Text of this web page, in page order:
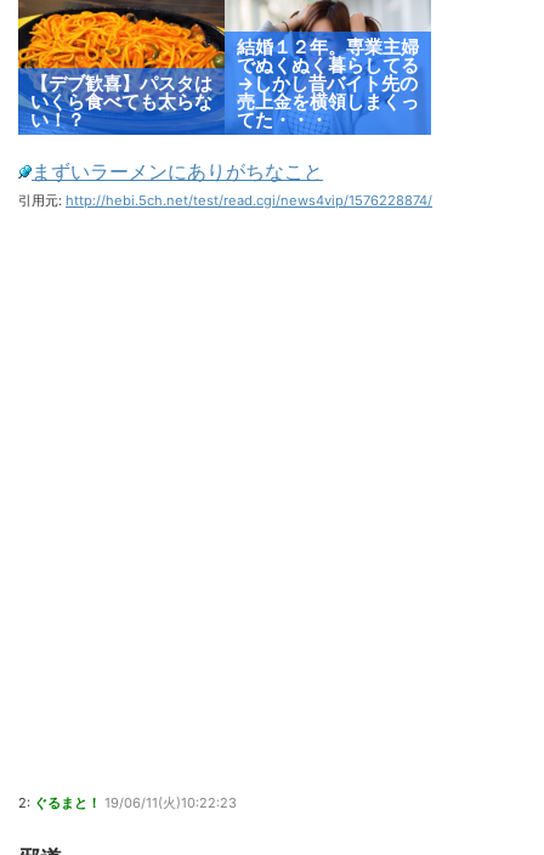
【デブ歓喜】パスタは
いくら食べても太らな
い！？
結婚１２年。専業主婦
でぬくぬく暮らしてる
→しかし昔バイト先の
売上金を横領しまくっ
てた・・・
まずいラーメンにありがちなこと
引用元: http://hebi.5ch.net/test/read.cgi/news4vip/1576228874/
2: ぐるまと！ 19/06/11(火)10:22:23